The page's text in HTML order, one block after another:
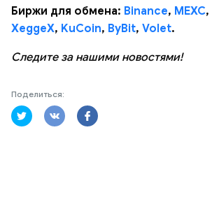
Биржи для обмена: Binance, MEXC,
XeggeX, KuCoin, ByBit, Volet.
Следите за нашими новостями!
Поделиться: